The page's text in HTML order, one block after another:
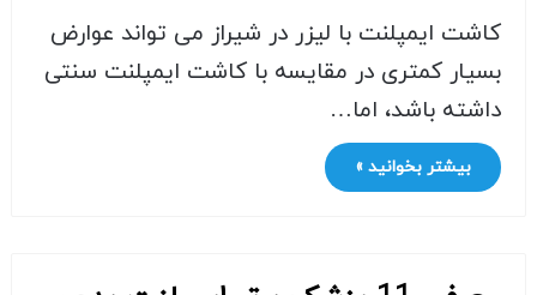
کاشت ایمپلنت با لیزر در شیراز می تواند عوارض
بسیار کمتری در مقایسه با کاشت ایمپلنت سنتی
داشته باشد، اما…
بیشتر بخوانید »